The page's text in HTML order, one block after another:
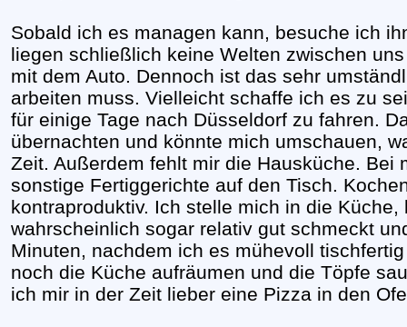
Sobald ich es managen kann, besuche ich
liegen schließlich keine Welten zwischen
mit dem Auto. Dennoch ist das sehr
arbeiten muss. Vielleicht schaffe ich es zu
für einige Tage nach Düsseldorf zu fahren.
übernachten und könnte mich umschauen,
Zeit. Außerdem fehlt mir die Hausküche. Bei
sonstige Fertiggerichte auf den Tisch.
kontraproduktiv. Ich stelle mich in die
wahrscheinlich sogar relativ gut schmeckt
Minuten, nachdem ich es mühevoll
noch die Küche aufräumen und die Töpfe
ich mir in der Zeit lieber eine Pizza in den